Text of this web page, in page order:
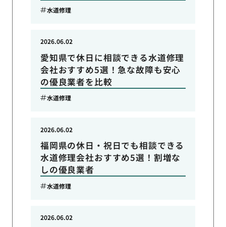
水道修理
愛知県で休日に相談できる水道修理
会社おすすめ5選！急な故障も安心
の優良業者を比較
2026.06.02
水道修理
福岡県の休日・祝日でも相談できる
水道修理会社おすすめ5選！割増な
しの優良業者
2026.06.02
水道修理
2026.06.02